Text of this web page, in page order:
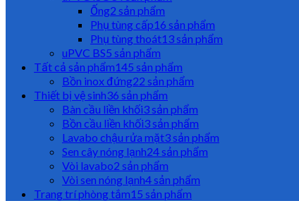
Ống2 sản phẩm
Phụ tùng cấp16 sản phẩm
Phụ tùng thoát13 sản phẩm
uPVC BS5 sản phẩm
Tất cả sản phẩm145 sản phẩm
Bồn inox đứng22 sản phẩm
Thiết bị vệ sinh36 sản phẩm
Bàn cầu liền khối3 sản phẩm
Bồn cầu liền khối3 sản phẩm
Lavabo chậu rửa mặt3 sản phẩm
Sen cây nóng lạnh24 sản phẩm
Vòi lavabo2 sản phẩm
Vòi sen nóng lạnh4 sản phẩm
Trang trí phòng tắm15 sản phẩm